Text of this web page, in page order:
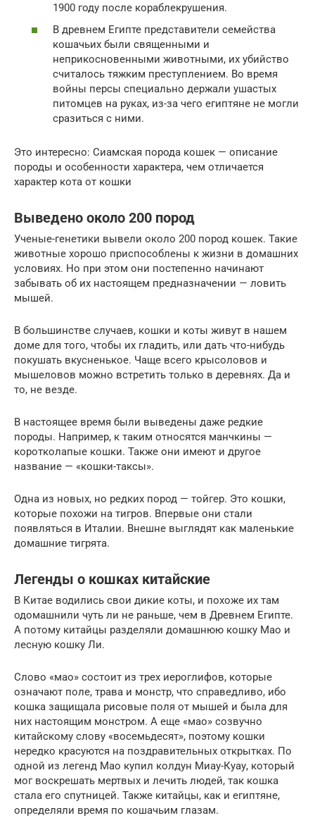
1900 году после кораблекрушения.
В древнем Египте представители семейства
кошачьих были священными и
неприкосновенными животными, их убийство
считалось тяжким преступлением. Во время
войны персы специально держали ушастых
питомцев на руках, из-за чего египтяне не могли
сразиться с ними.
Это интересно: Сиамская порода кошек — описание
породы и особенности характера, чем отличается
характер кота от кошки
Выведено около 200 пород
Ученые-генетики вывели около 200 пород кошек. Такие
животные хорошо приспособлены к жизни в домашних
условиях. Но при этом они постепенно начинают
забывать об их настоящем предназначении — ловить
мышей.
В большинстве случаев, кошки и коты живут в нашем
доме для того, чтобы их гладить, или дать что-нибудь
покушать вкусненькое. Чаще всего крысоловов и
мышеловов можно встретить только в деревнях. Да и
то, не везде.
В настоящее время были выведены даже редкие
породы. Например, к таким относятся манчкины —
коротколапые кошки. Также они имеют и другое
название — «кошки-таксы».
Одна из новых, но редких пород — тойгер. Это кошки,
которые похожи на тигров. Впервые они стали
появляться в Италии. Внешне выглядят как маленькие
домашние тигрята.
Легенды о кошках китайские
В Китае водились свои дикие коты, и похоже их там
одомашнили чуть ли не раньше, чем в Древнем Египте.
А потому китайцы разделяли домашнюю кошку Мао и
лесную кошку Ли.
Слово «мао» состоит из трех иероглифов, которые
означают поле, трава и монстр, что справедливо, ибо
кошка защищала рисовые поля от мышей и была для
них настоящим монстром. А еще «мао» созвучно
китайскому слову «восемьдесят», поэтому кошки
нередко красуются на поздравительных открытках. По
одной из легенд Мао купил колдун Миау-Куау, который
мог воскрешать мертвых и лечить людей, так кошка
стала его спутницей. Также китайцы, как и египтяне,
определяли время по кошачьим глазам.